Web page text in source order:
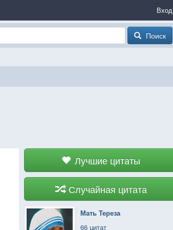
Вход
Поиск
Лучшие цитаты
Случайная цитата
Мать Тереза
66 цитат